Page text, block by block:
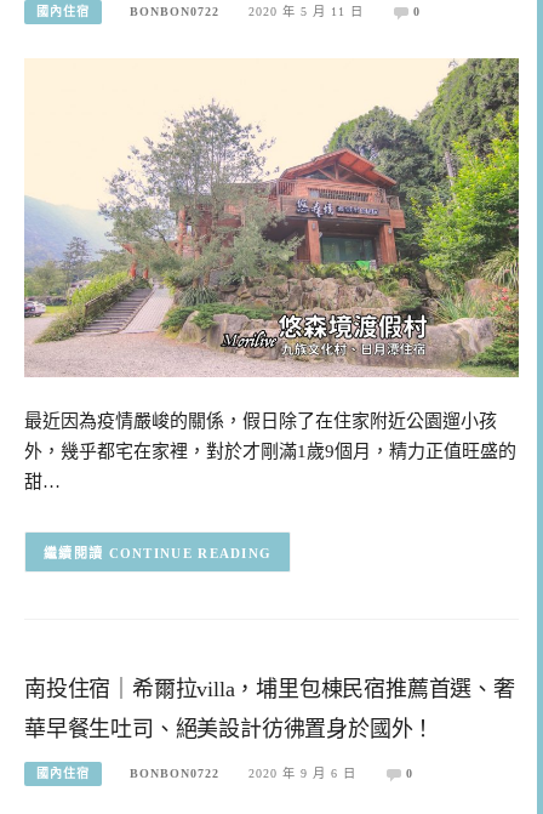
國內住宿 BONBON0722 2020 年 5 月 11 日 0
最近因為疫情嚴峻的關係，假日除了在住家附近公園遛小孩
外，幾乎都宅在家裡，對於才剛滿1歲9個月，精力正值旺盛的
甜…
CONTINUE READING
南投住宿｜希爾拉villa，埔里包棟民宿推薦首選、奢
華早餐生吐司、絕美設計彷彿置身於國外！
國內住宿 BONBON0722 2020 年 9 月 6 日 0